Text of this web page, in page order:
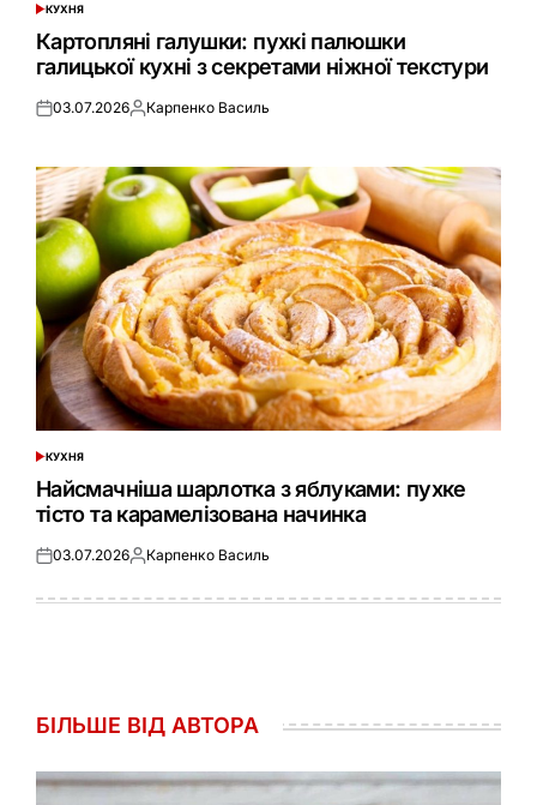
ОПУБЛІКУВАТИ
У
КУХНЯ
Картопляні галушки: пухкі палюшки
галицької кухні з секретами ніжної текстури
Оприлюднено
03.07.2026Опубліковано
Карпенко Василь
ОПУБЛІКУВАТИ
У
КУХНЯ
Найсмачніша шарлотка з яблуками: пухке
тісто та карамелізована начинка
Оприлюднено
03.07.2026Опубліковано
Карпенко Василь
БІЛЬШЕ ВІД АВТОРА